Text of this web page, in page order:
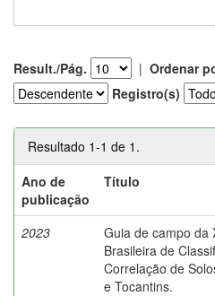
Result./Pág. | Ordenar
Registro(s)
Resultado 1-1 de 1.
Ano de
publicação
Título
2023
Guia de campo da
Brasileira de
Correlação de
e Tocantins.